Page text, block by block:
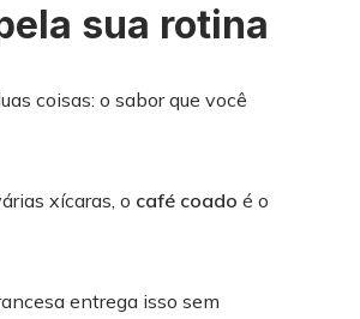
sua rotina
coisas: o sabor que você
xícaras, o café coado é o
entrega isso sem